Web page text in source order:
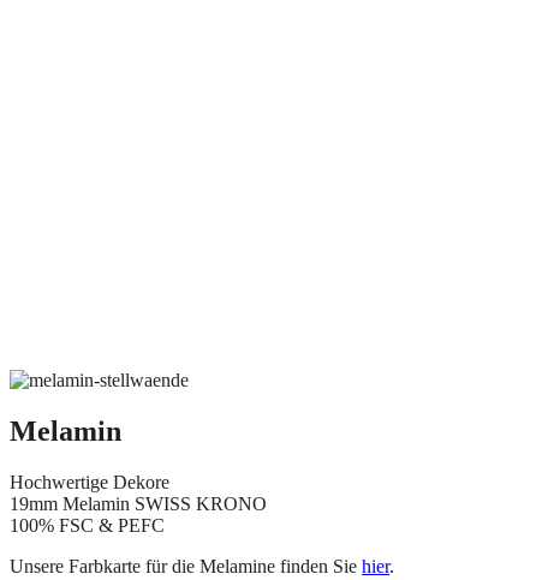
Melamin
Hochwertige Dekore
19mm Melamin SWISS KRONO
100% FSC & PEFC
Unsere Farbkarte für die Melamine finden Sie hier.